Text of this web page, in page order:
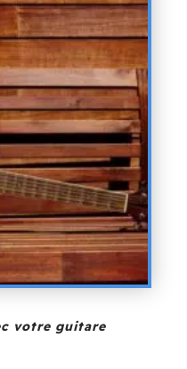
votre guitare